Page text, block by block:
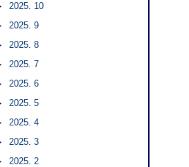
2025. 10
2025. 9
2025. 8
2025. 7
2025. 6
2025. 5
2025. 4
2025. 3
2025. 2